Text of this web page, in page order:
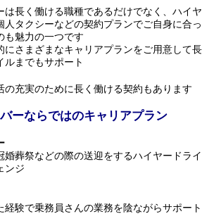
は長く働ける職種であるだけでなく、ハイヤ
人タクシーなどの契約プランでご自身に合っ
も魅力の一つです
にさまざまなキャリアプランをご用意して長
ルまでもサポート
の充実のために長く働ける契約もあります
ーならではのキャリアプラン
婚葬祭などの際の送迎をするハイヤードライ
ンジ
経験で乗務員さんの業務を陰ながらサポート